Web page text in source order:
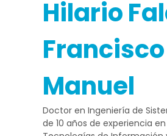
Hilario
Francisco
Manuel
Doctor en Ingeniería de
de 10 años de experiencia